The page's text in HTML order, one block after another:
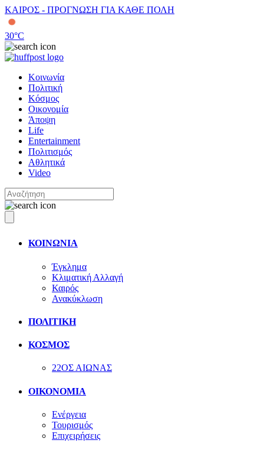
ΚΑΙΡΟΣ - ΠΡΟΓΝΩΣΗ ΓΙΑ ΚΑΘΕ ΠΟΛΗ
30°C
Κοινωνία
Πολιτική
Κόσμος
Οικονομία
Άποψη
Life
Entertainment
Πολιτισμός
Αθλητικά
Video
ΚΟΙΝΩΝΙΑ
Έγκλημα
Κλιματική Αλλαγή
Καιρός
Ανακύκλωση
ΠΟΛΙΤΙΚΗ
ΚΟΣΜΟΣ
22ΟΣ ΑΙΩΝΑΣ
ΟΙΚΟΝΟΜΙΑ
Ενέργεια
Τουρισμός
Επιχειρήσεις